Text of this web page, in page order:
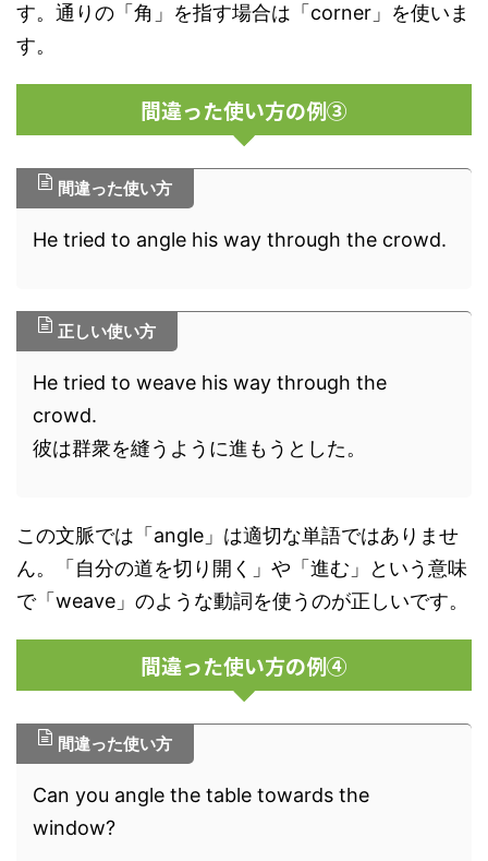
す。通りの「角」を指す場合は「corner」を使いま
す。
間違った使い方の例③
間違った使い方
He tried to angle his way through the crowd.
正しい使い方
He tried to weave his way through the
crowd.
彼は群衆を縫うように進もうとした。
この文脈では「angle」は適切な単語ではありませ
ん。「自分の道を切り開く」や「進む」という意味
で「weave」のような動詞を使うのが正しいです。
間違った使い方の例④
間違った使い方
Can you angle the table towards the
window?